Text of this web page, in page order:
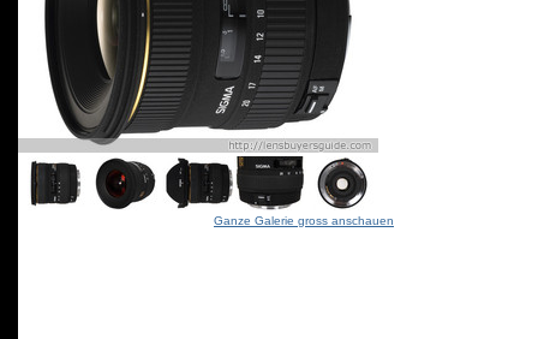
Ganze Galerie gross anschauen